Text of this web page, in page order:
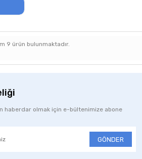
9 ürün bulunmaktadır.
haberdar olmak için e-bültenimize abone
GÖNDER